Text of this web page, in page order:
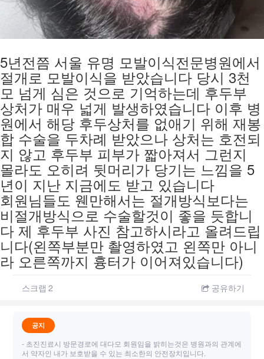
5년전쯤 서울 유명 모발이식전문병원에서
절개로 모발이식을 받았습니다 당시 3천
모 넘게 심은 것으로 기억하는데 후두부
상처가 매우 넓게 발생하였습니다 이후 병
원에서 해당 후두상처를 없애기 위해 재봉
합 수술을 두차례 받았으나 상처는 호전되
지 않고 후두부 피부가 짧아져서 그런지
몰라도 오히려 뒷머리가 당기는 느낌을 5
년이 지난 지금에도 받고 있습니다
회원님들도 웬만해서는 절개방식보다는
비절개방식으로 수술할것이 좋을 듯합니
다 제 후두부 사진 참고하시라고 올려드립
니다(왼쪽부분만 촬영하였고 왼쪽만 아니
라 오른쪽까지 흉터가 이어져있습니다)
스크랩 2 공유하기
공지
- 초진진료시 방문경로에 대다모 회원임을 밝히는것은 병원과의 관계에
서 약자인 내가 보호받을 수 있는 최소한의 안전장치입니다.